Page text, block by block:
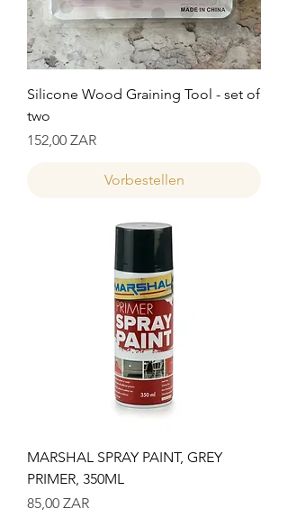
Silicone Wood Graining Tool - set of
two
Preis
152,00 ZAR
Vorbestellen
MARSHAL SPRAY PAINT, GREY
PRIMER, 350ML
Preis
85,00 ZAR